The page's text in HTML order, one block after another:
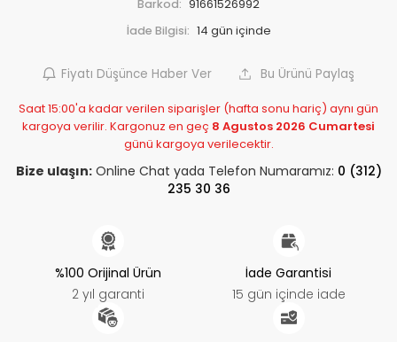
Barkod: 91661526992
İade Bilgisi:
Fiyatı Düşünce Haber Ver Bu Ürünü Paylaş
Saat 15:00'a kadar verilen siparişler (hafta sonu hariç) aynı gün
kargoya verilir. Kargonuz en geç 8 Agustos 2026 Cumartesi
günü kargoya verilecektir.
Bize ulaşın:Online Chat yada Telefon Numaramız: 0 (312)
235 30 36
%100 Orijinal Ürün
2 yıl garanti
İade Garantisi
15 gün içinde iade